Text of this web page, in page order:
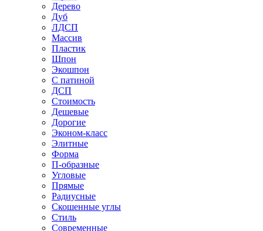
Дерево
Дуб
ЛДСП
Массив
Пластик
Шпон
Экошпон
С патиной
ДСП
Стоимость
Дешевые
Дорогие
Эконом-класс
Элитные
Форма
П-образные
Угловые
Прямые
Радиусные
Скошенные углы
Стиль
Современные